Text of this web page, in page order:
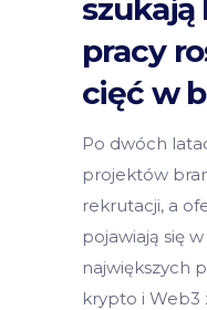
szukają
pracy
cięć w
Po dwóch
projektów
rekrutacji, a
pojawiają się
największych
krypto i Web3